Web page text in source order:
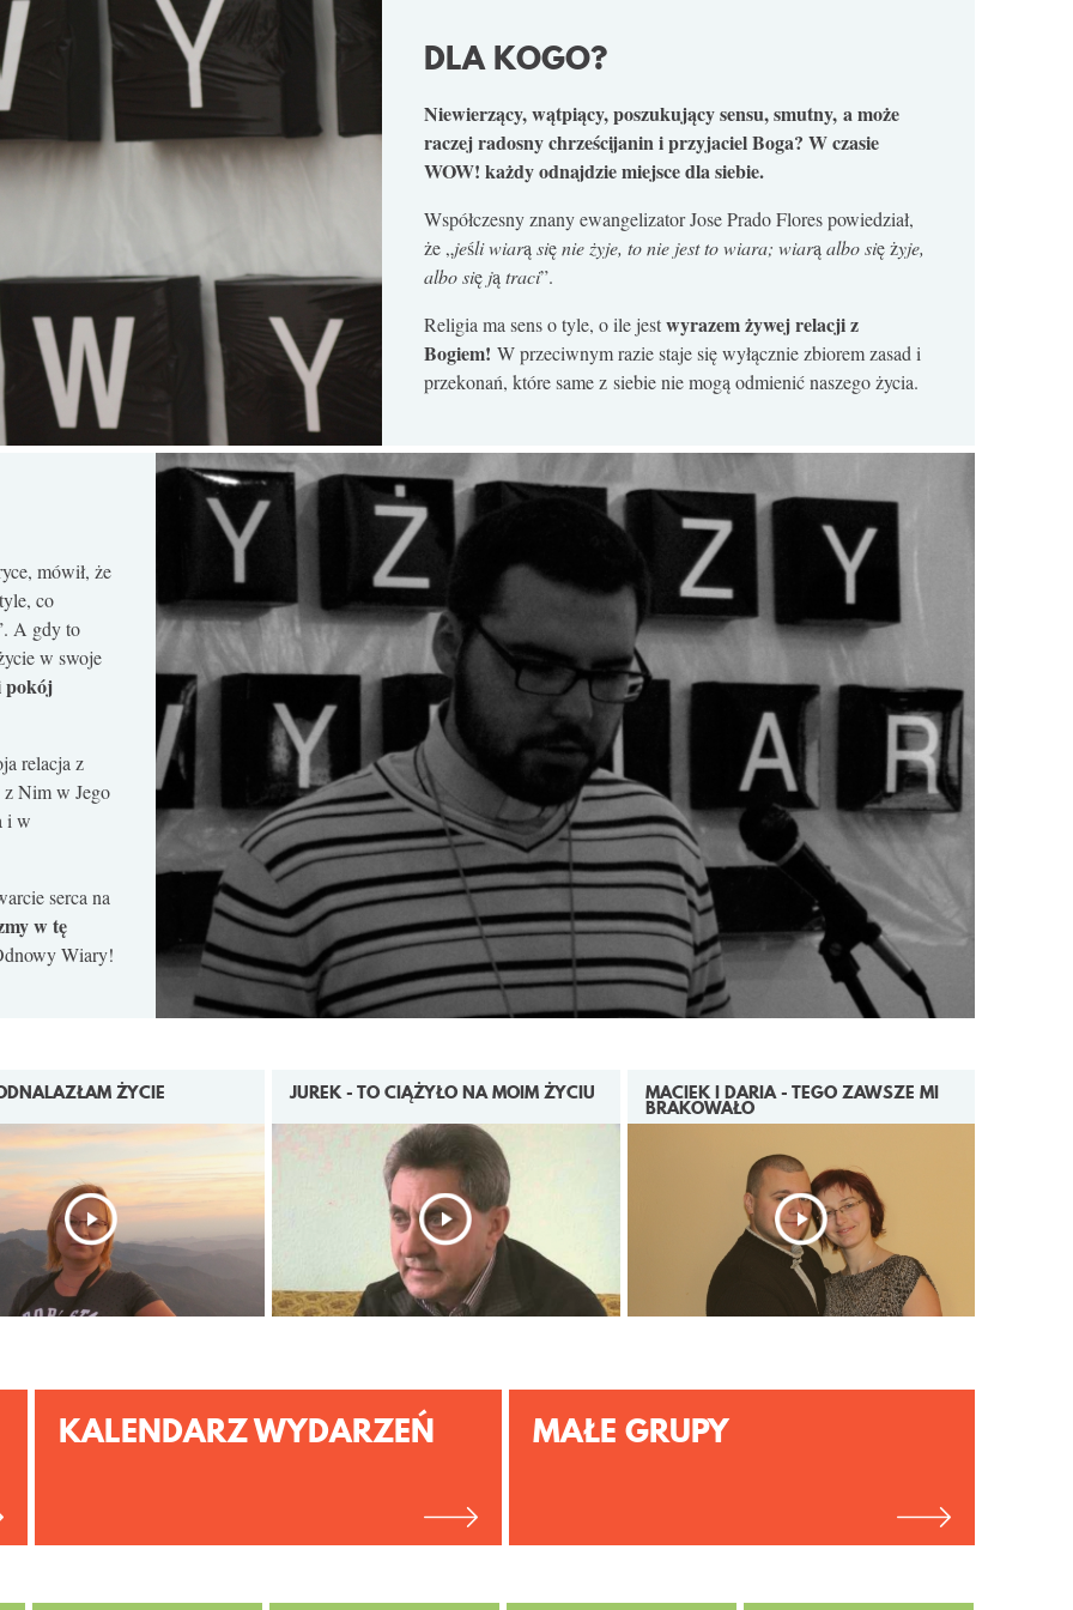
DLA KOGO?
Niewierzący, wątpiący, poszukujący sensu, smutny, a może
raczej radosny chrześcijanin i przyjaciel Boga? W czasie
WOW! każdy odnajdzie miejsce dla siebie.
Współczesny znany ewangelizator Jose Prado Flores powiedział,
że „jeśli wiarą sięnie żyje, to nie jest to wiara; wiarą albo się żyje,
albo się ją traci”.
Religia ma sens o tyle, o ile jestwyrazem żywej relacji z
Bogiem! W przeciwnym razie staje się wyłącznie zbiorem zasad i
przekonań, które same z siebie nie mogą odmienić naszego życia.
mówił, że
co
A gdy to
w swoje
pokój
relacja z
z Nim w Jego
i w
serca na
w tę
Wiary!
ŻYCIE JUREK - TO CIĄŻYŁO NA MOIM ŻYCIU MACIEK I DARIA - TEGO ZAWSZE MI
BRAKOWAŁO
KALENDARZ WYDARZEŃ MAŁE GRUPY